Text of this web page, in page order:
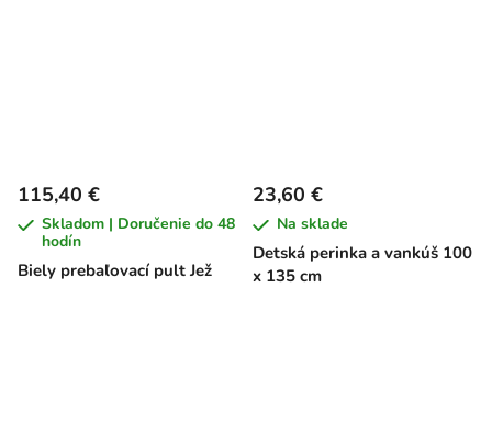
Biely prebaľovací pult Jež
115,40 €
Skladom | Doručenie do 48
hodín
Detská perinka a vankúš 100
x 135 cm
23,60 €
Na sklade